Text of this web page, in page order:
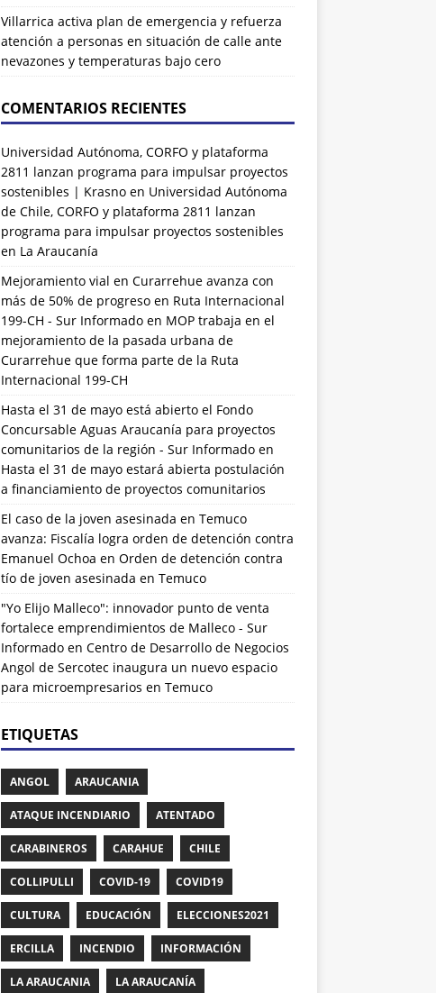
Villarrica activa plan de emergencia y refuerza
atención a personas en situación de calle ante
nevazones y temperaturas bajo cero
COMENTARIOS RECIENTES
Universidad Autónoma, CORFO y plataforma
2811 lanzan programa para impulsar proyectos
sostenibles | Krasnoen Universidad Autónoma
de Chile, CORFO y plataforma 2811 lanzan
programa para impulsar proyectos sostenibles
en La Araucanía
Mejoramiento vial en Curarrehue avanza con
más de 50% de progreso en Ruta Internacional
199-CH - Sur Informadoen MOP trabaja en el
mejoramiento de la pasada urbana de
Curarrehue que forma parte de la Ruta
Internacional 199-CH
Hasta el 31 de mayo está abierto el Fondo
Concursable Aguas Araucanía para proyectos
comunitarios de la región - Sur Informadoen
Hasta el 31 de mayo estará abierta postulación
a financiamiento de proyectos comunitarios
El caso de la joven asesinada en Temuco
avanza: Fiscalía logra orden de detención contra
Emanuel Ochoa en Orden de detención contra
tío de joven asesinada en Temuco
"Yo Elijo Malleco": innovador punto de venta
fortalece emprendimientos de Malleco - Sur
Informadoen Centro de Desarrollo de Negocios
Angol de Sercotec inaugura un nuevo espacio
para microempresarios en Temuco
ETIQUETAS
ANGOL ARAUCANIA
ATAQUE INCENDIARIO ATENTADO
CARABINEROS CARAHUE CHILE
COLLIPULLI COVID-19 COVID19
CULTURA EDUCACIÓN ELECCIONES2021
ERCILLA INCENDIO INFORMACIÓN
LA ARAUCANIA LA ARAUCANÍA